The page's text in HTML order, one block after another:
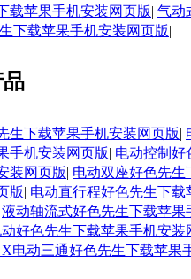
载苹果手机安装网页版| 气动
下载苹果手机安装网页版|
生下载苹果手机安装网页版|
手机安装网页版| 电动控制好
装网页版| 电动双座好色先生
版| 电动直行程好色先生下载
液动轴流式好色先生下载苹果
好色先生下载苹果手机安装
电动三通好色先生下载苹果